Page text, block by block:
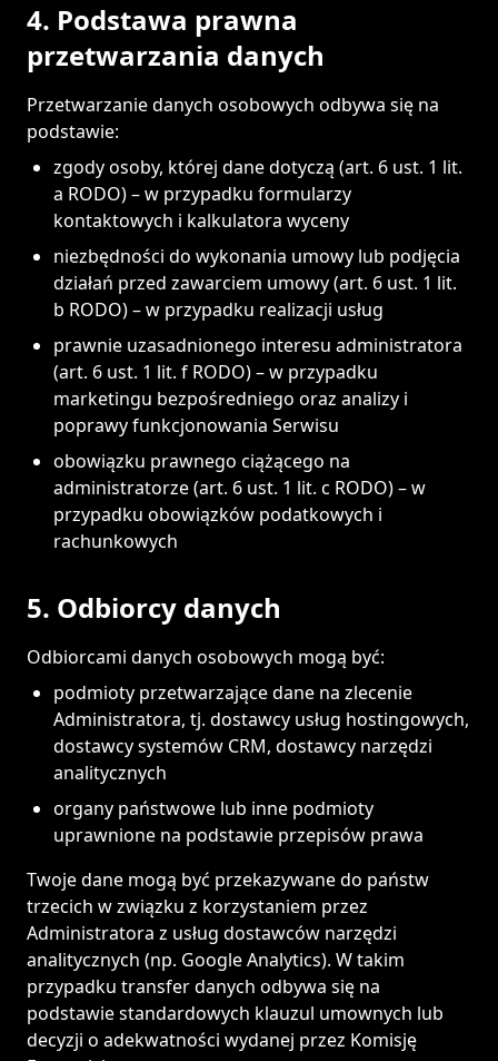
4. Podstawa prawna
przetwarzania danych
Przetwarzanie danych osobowych odbywa się na
podstawie:
zgody osoby, której dane dotyczą (art. 6 ust. 1 lit.
a RODO) – w przypadku formularzy
kontaktowych i kalkulatora wyceny
niezbędności do wykonania umowy lub podjęcia
działań przed zawarciem umowy (art. 6 ust. 1 lit.
b RODO) – w przypadku realizacji usług
prawnie uzasadnionego interesu administratora
(art. 6 ust. 1 lit. f RODO) – w przypadku
marketingu bezpośredniego oraz analizy i
poprawy funkcjonowania Serwisu
obowiązku prawnego ciążącego na
administratorze (art. 6 ust. 1 lit. c RODO) – w
przypadku obowiązków podatkowych i
rachunkowych
5. Odbiorcy danych
Odbiorcami danych osobowych mogą być:
podmioty przetwarzające dane na zlecenie
Administratora, tj. dostawcy usług hostingowych,
dostawcy systemów CRM, dostawcy narzędzi
analitycznych
organy państwowe lub inne podmioty
uprawnione na podstawie przepisów prawa
Twoje dane mogą być przekazywane do państw
trzecich w związku z korzystaniem przez
Administratora z usług dostawców narzędzi
analitycznych (np. Google Analytics). W takim
przypadku transfer danych odbywa się na
podstawie standardowych klauzul umownych lub
decyzji o adekwatności wydanej przez Komisję